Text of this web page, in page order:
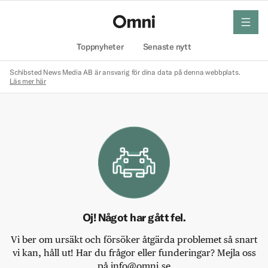
Toppnyheter Senaste nytt
meny
Schibsted News Media AB är ansvarig för dina data på denna webbplats.
Läs mer här
Oj! Något har gått fel.
Vi ber om ursäkt och försöker åtgärda problemet så snart
vi kan, håll ut! Har du frågor eller funderingar? Mejla oss